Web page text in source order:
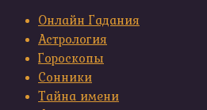
Онлайн Гадания
Астрология
Гороскопы
Сонники
Тайна имени